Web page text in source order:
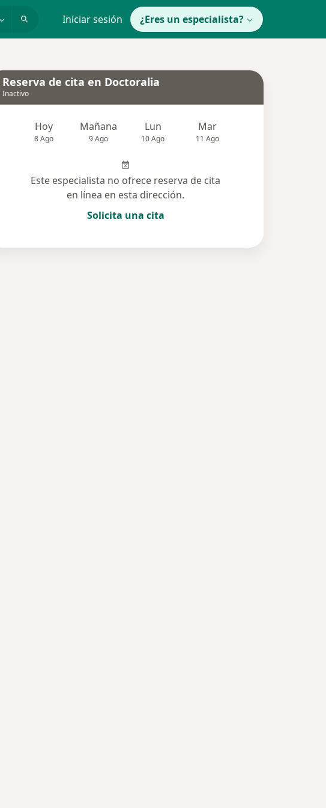
Iniciar sesión ¿Eres un especialista?
Reserva de cita en Doctoralia
Inactivo
Hoy
8 Ago
Mañana
9 Ago
Lun
10 Ago
Mar
11 Ago
Este especialista no ofrece reserva de cita
en línea en esta dirección.
Solicita una cita